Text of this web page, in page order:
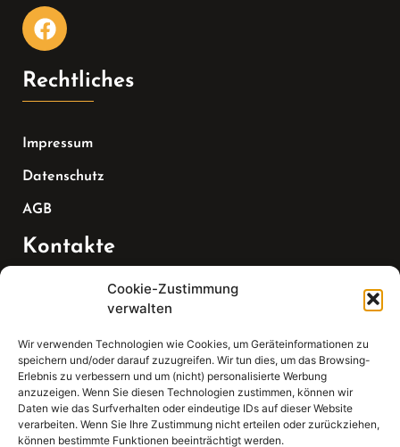
Cookie-Zustimmung
verwalten
Wir verwenden Technologien wie Cookies, um Geräteinformationen zu
speichern und/oder darauf zuzugreifen. Wir tun dies, um das Browsing-
Erlebnis zu verbessern und um (nicht) personalisierte Werbung
anzuzeigen. Wenn Sie diesen Technologien zustimmen, können wir
Daten wie das Surfverhalten oder eindeutige IDs auf dieser Website
verarbeiten. Wenn Sie Ihre Zustimmung nicht erteilen oder zurückziehen,
können bestimmte Funktionen beeinträchtigt werden.
Rechtliches
Impressum
Datenschutz
AGB
Kontakte
07147 270 3349
Email:
sekretariat(at)gleis4-seminarzentrum.com